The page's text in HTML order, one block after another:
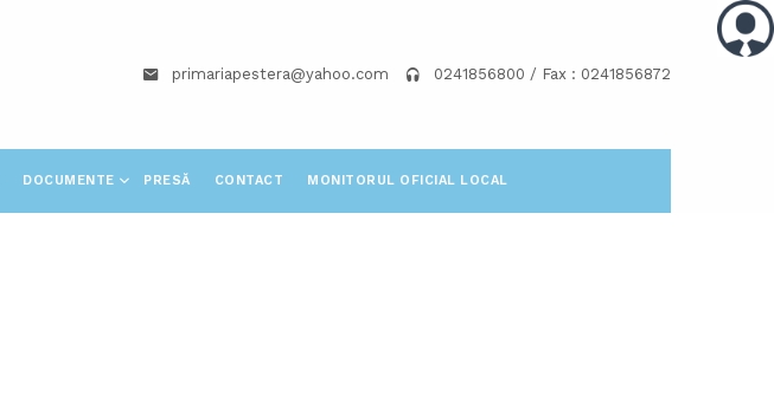
primariapestera@yahoo.com 0241856800 / Fax : 0241856872
DOCUMENTE PRESĂ CONTACT MONITORUL OFICIAL LOCAL